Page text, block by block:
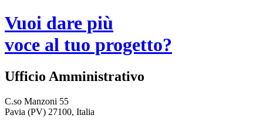
Vuoi dare più
voce al tuo progetto?
Ufficio Amministrativo
C.so Manzoni 55
Pavia (PV) 27100, Italia